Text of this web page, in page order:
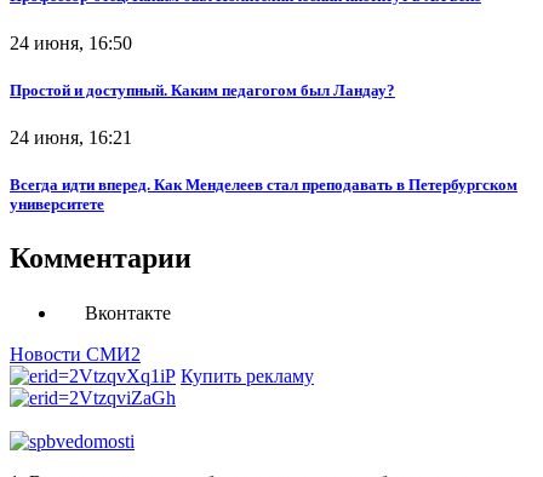
24 июня, 16:50
Простой и доступный. Каким педагогом был Ландау?
24 июня, 16:21
Всегда идти вперед. Как Менделеев стал преподавать в Петербургском
университете
Комментарии
Вконтакте
Новости СМИ2
Купить рекламу